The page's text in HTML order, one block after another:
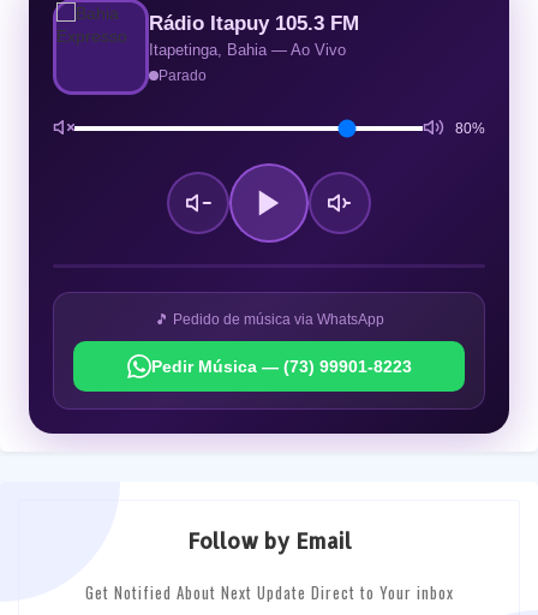
Rádio Itapuy 105.3 FM
Itapetinga, Bahia — Ao Vivo
Parado
80%
🎵 Pedido de música via WhatsApp
Pedir Música — (73) 99901-8223
Follow by Email
Get Notified About Next Update Direct to Your inbox